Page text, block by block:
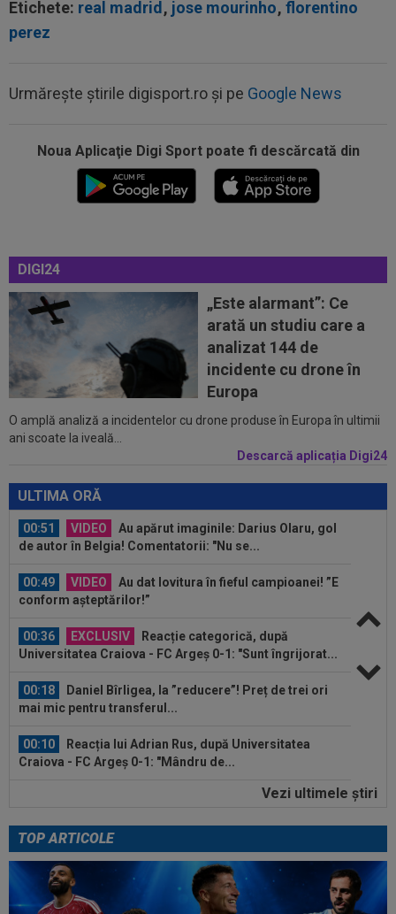
Etichete: real madrid , jose mourinho, florentino
perez
Urmărește știrile digisport.ro și pe Google News
Noua Aplicaţie Digi Sport poate fi descărcată din
DIGI24
„Este alarmant”: Ce
arată un studiu care a
analizat 144 de
incidente cu drone în
Europa
O amplă analiză a incidentelor cu drone produse în Europa în ultimii
ani scoate la iveală...
Descarcă aplicația Digi24
ULTIMA ORĂ
00:49 VIDEO
Au dat lovitura în fieful campioanei! ”E
conform așteptărilor!”
EXCLUSIV
Reacție categorică, după
00:18
Daniel Bîrligea, la ”reducere”! Preț de trei ori
mai mic pentru transferul...
00:10
Reacția lui Adrian Rus, după Universitatea
Craiova - FC Argeș 0-1: "Mândru de...
00:03 EXCLUSIV
Jucătorul "cu mobilitate de
șifonier" l-a uimit și pe Radu Naum, la Craiova...
00:56 VIDEO
Bogdan Andone, pus pe glume după
Craiova - FC Argeș 0-1! Ce i-a spus lui Gigi...
ce Universitatea Craiova a...
00:51 VIDEO
Au apărut imaginile: Darius Olaru, gol
de autor în Belgia! Comentatorii: "Nu se...
00:49 VIDEO
Au dat lovitura în fieful campioanei! ”E
conform așteptărilor!”
00:36 EXCLUSIV
Reacție categorică, după
Universitatea Craiova - FC Argeș 0-1: "Sunt îngrijorat...
00:18
Daniel Bîrligea, la ”reducere”! Preț de trei ori
mai mic pentru transferul...
00:10
Reacția lui Adrian Rus, după Universitatea
Craiova - FC Argeș 0-1: "Mândru de...
Jucătorul "cu mobilitate de
00:56 VIDEO
Bogdan Andone, pus pe glume după
Craiova - FC Argeș 0-1! Ce i-a spus lui Gigi...
00:52
Filipe Coelho a surprins pe toată lumea, după
Vezi ultimele ştiri
TOP ARTICOLE